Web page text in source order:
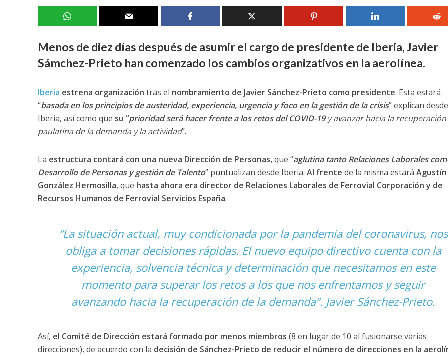
Menos de diez días después de asumir el cargo de presidente de Iberia, Javier
Sámchez-Prieto han comenzado los cambios organizativos en la aerolínea.
Iberia estrena organización tras el nombramiento de Javier Sánchez-Prieto como presidente. Esta estará
“basada en los principios de austeridad, experiencia, urgencia y foco en la gestión de la crisis” explican desde
Iberia, así como que su “prioridad será hacer frente a los retos del COVID-19y avanzar hacia la recuperación
paulatina de la demanda y la actividad”.
La estructura contará con una nueva Dirección de Personas,que “aglutina tanto Relaciones Laborales
Desarrollo de Personas y gestión de Talento” puntualizan desde Iberia. Al frente de la misma estará Agustín
González Hermosilla, que hasta ahora era director de Relaciones Laborales de Ferrovial Corporación y de
Recursos Humanos de Ferrovial Servicios España.
“La situación actual, muy condicionada por la pandemia del coronavirus, nos
obliga a tomar decisiones rápidas. El nuevo equipo directivo cuenta con la
experiencia, solvencia técnica y determinación que necesitamos en este
momento para superar los retos a los que nos enfrentamos y seguir
avanzando hacia la recuperación de la demanda”. Javier Sánchez-Prieto.
Así, el Comité de Dirección estará formado por menos miembros (8 en lugar de 10 al fusionarse varias
direcciones), de acuerdo con la decisión de Sánchez-Prieto de reducir el número de direcciones en la